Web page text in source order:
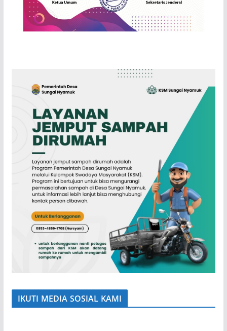
IKUTI MEDIA SOSIAL KAMI